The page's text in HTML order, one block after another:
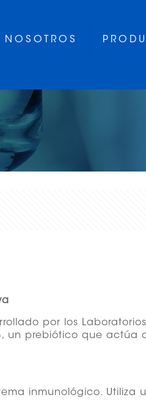
NOSOTROS
por los Laboratorios
un prebiótico que actúa
inmunológico.